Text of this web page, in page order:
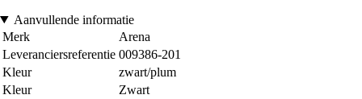
Aanvullende informatie
Merk
Arena
Leveranciersreferentie 009386-201
Kleur
zwart/plum
Kleur
Zwart